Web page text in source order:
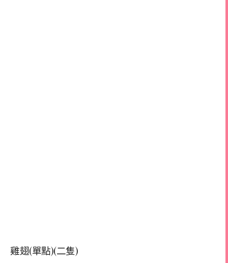
雞翅(單點)(二隻)